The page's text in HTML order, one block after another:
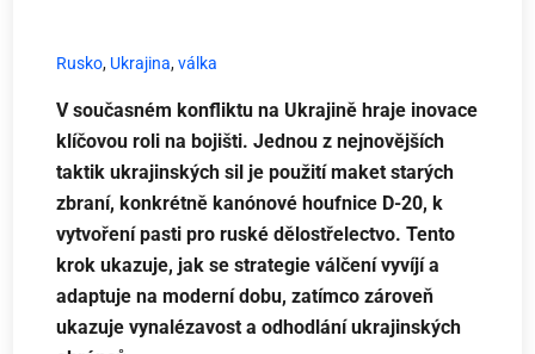
Rusko, Ukrajina,válka
V současném konfliktu na Ukrajině hraje inovace
klíčovou roli na bojišti. Jednou z nejnovějších
taktik ukrajinských sil je použití maket starých
zbraní, konkrétně kanónové houfnice D-20, k
vytvoření pasti pro ruské dělostřelectvo. Tento
krok ukazuje, jak se strategie válčení vyvíjí a
adaptuje na moderní dobu, zatímco zároveň
ukazuje vynalézavost a odhodlání ukrajinských